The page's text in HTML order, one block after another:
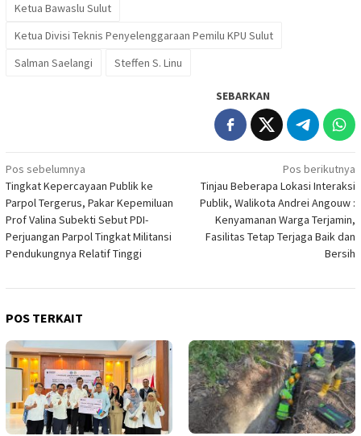
Ketua Bawaslu Sulut
Ketua Divisi Teknis Penyelenggaraan Pemilu KPU Sulut
Salman Saelangi
Steffen S. Linu
SEBARKAN
Navigasi
pos
Pos sebelumnya
Tingkat Kepercayaan Publik ke
Parpol Tergerus, Pakar Kepemiluan
Prof Valina Subekti Sebut PDI-
Perjuangan Parpol Tingkat Militansi
Pendukungnya Relatif Tinggi
Pos berikutnya
Tinjau Beberapa Lokasi Interaksi
Publik, Walikota Andrei Angouw :
Kenyamanan Warga Terjamin,
Fasilitas Tetap Terjaga Baik dan
Bersih
POS TERKAIT